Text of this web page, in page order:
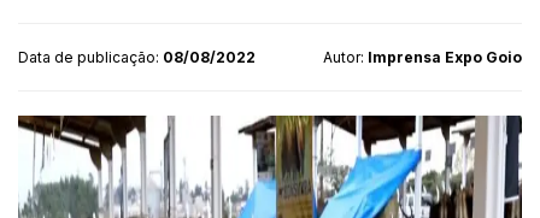
Data de publicação: 08/08/2022 Autor: Imprensa Expo Goio